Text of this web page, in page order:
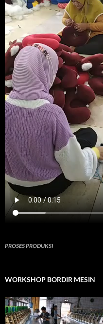
PROSES PRODUKSI
WORKSHOP BORDIR MESIN